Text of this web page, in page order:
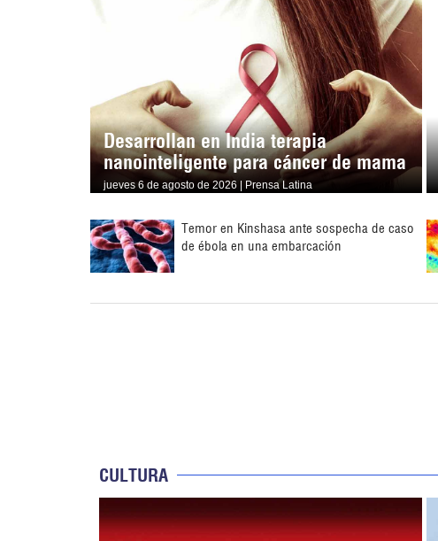
Desarrollan en India terapia
nanointeligente para cáncer de mama
jueves 6 de agosto de 2026 | Prensa Latina
Temor en Kinshasa ante sospecha de caso
de ébola en una embarcación
CULTURA